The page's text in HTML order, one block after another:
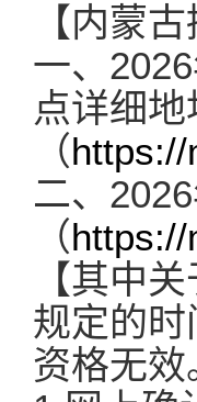
【内蒙
一、
点详细
（
二、
（
【其中关
规定的
资格无效